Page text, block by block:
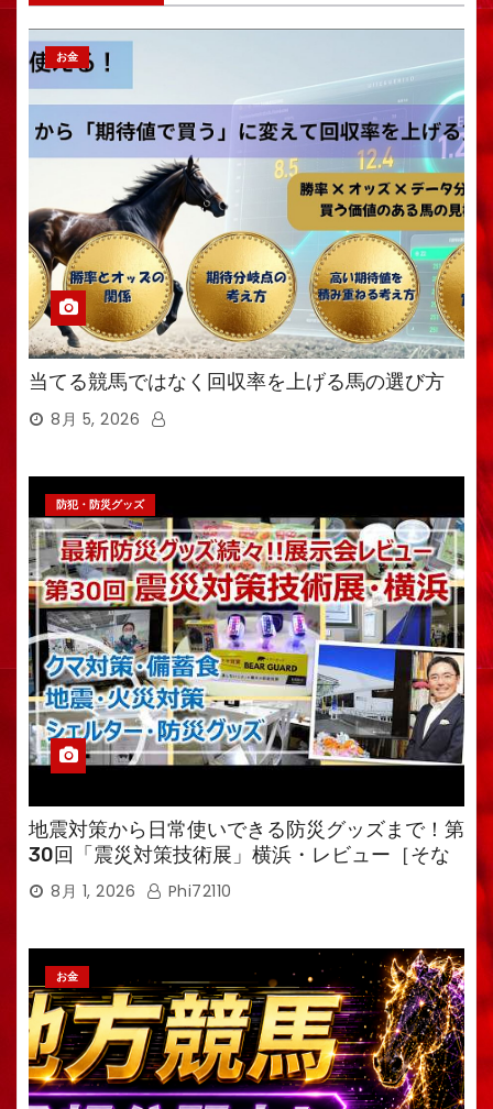
お金
当てる競馬ではなく回収率を上げる馬の選び方
8月 5, 2026
防犯・防災グッズ
地震対策から日常使いできる防災グッズまで！第
30回「震災対策技術展」横浜・レビュー［そな
えるTV・高荷智也］
8月 1, 2026 Phi72110
お金